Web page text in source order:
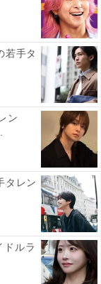
社後、SNSトレン
経験を経て、の
現在は旅行・カル
京都出身。居酒
...続きを読む
グ結果を見
若手タ
ン
タレン
ドルラ